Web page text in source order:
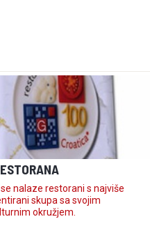
nalaze restorani s najviše
okružjem.